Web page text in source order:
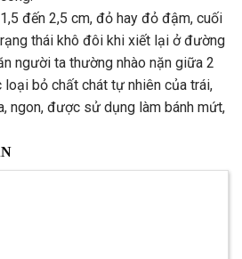
đến 2,5 cm, đỏ hay đỏ đậm, cuối
thái khô đôi khi xiết lại ở đường
người ta thường nhào nặn giữa 2
bỏ chất chát tự nhiên của trái,
ngon, được sử dụng làm bánh mứt,